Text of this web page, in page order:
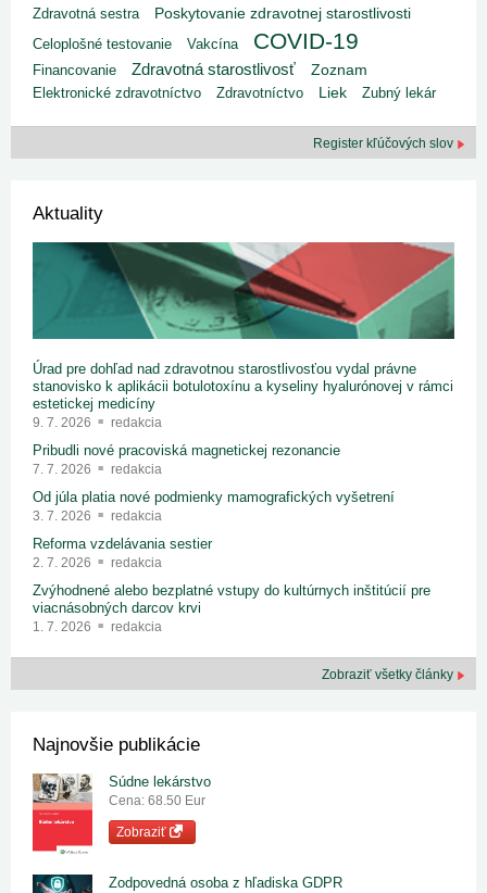
Zdravotná sestra
Poskytovanie zdravotnej starostlivosti
Celoplošné testovanie Vakcína COVID-19
Financovanie Zdravotná starostlivosť
Zoznam
Elektronické zdravotníctvo
Zdravotníctvo Liek Zubný lekár
Register kľúčových slov
Aktuality
Úrad pre dohľad nad zdravotnou starostlivosťou vydal právne
stanovisko k aplikácii botulotoxínu a kyseliny hyalurónovej v rámci
estetickej medicíny
9. 7. 2026 redakcia
Pribudli nové pracoviská magnetickej rezonancie
7. 7. 2026 redakcia
Od júla platia nové podmienky mamografických vyšetrení
3. 7. 2026 redakcia
Reforma vzdelávania sestier
2. 7. 2026 redakcia
Zvýhodnené alebo bezplatné vstupy do kultúrnych inštitúcií pre
viacnásobných darcov krvi
1. 7. 2026 redakcia
Zobraziť všetky články
Najnovšie publikácie
Súdne lekárstvo
Cena: 68.50 Eur
Zobraziť
Zodpovedná osoba z hľadiska GDPR